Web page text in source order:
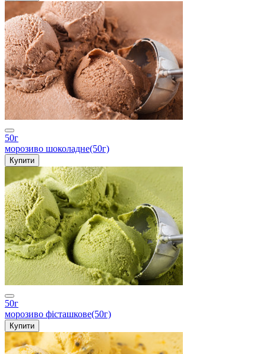
50г
морозиво шоколадне(50г)
Купити
50г
морозиво фісташкове(50г)
Купити